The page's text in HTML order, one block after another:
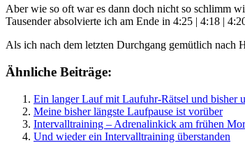
Aber wie so oft war es dann doch nicht so schlimm
Tausender absolvierte ich am Ende in 4:25 | 4:18 |
Als ich nach dem letzten Durchgang gemütlich nach
Ähnliche Beiträge:
Ein langer Lauf mit Laufuhr-Rätsel und bisher
Meine bisher längste Laufpause ist vorüber
Intervalltraining – Adrenalinkick am frühen
Und wieder ein Intervalltraining überstanden